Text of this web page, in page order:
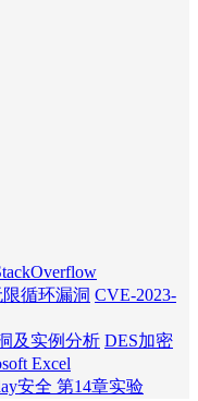
循环漏洞 CVE-2023-
及实例分析 DES加密
Excel
安全 第14章实验